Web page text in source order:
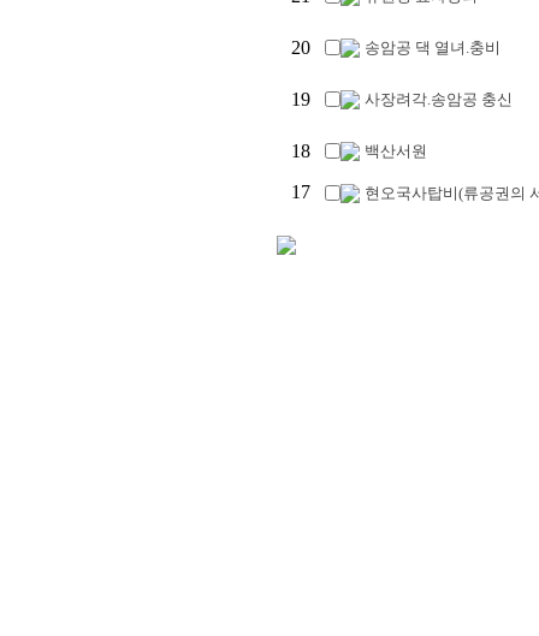
20 송암공 댁 열녀.충비
19 사장려각.송암공 충신
18 백산서원
17 현오국사탑비(류공권의